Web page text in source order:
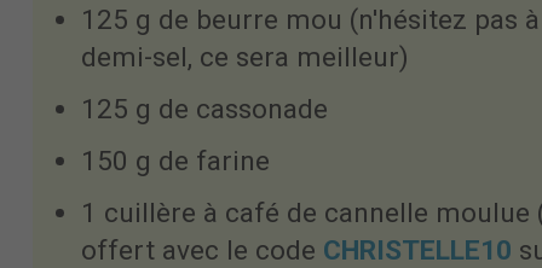
125 g de beurre mou (n'hésitez pas
demi-sel, ce sera meilleur)
125 g de cassonade
150 g de farine
1 cuillère à café de cannelle moulue
offert avec le code CHRISTELLE10